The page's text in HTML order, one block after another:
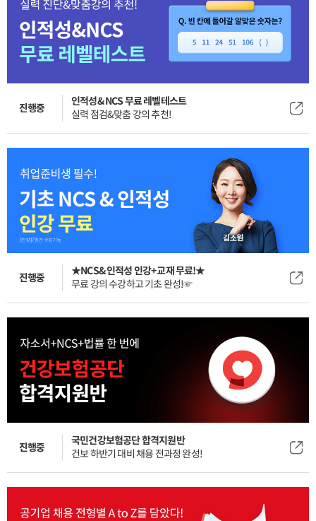
진행중
인적성&NCS 무료 레벨테스트
실력 점검&맞춤 강의 추천!
진행중
★NCS&인적성 인강+교재 무료!★
무료 강의 수강하고 기초 완성!☞
진행중
국민건강보험공단 합격지원반
건보 하반기 대비 채용 전과정 완성!